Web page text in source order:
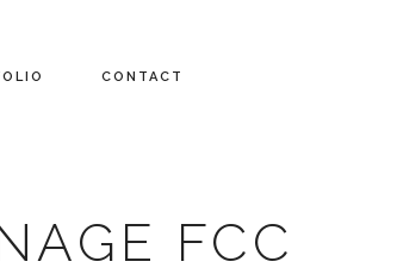
CONTACT
FCC